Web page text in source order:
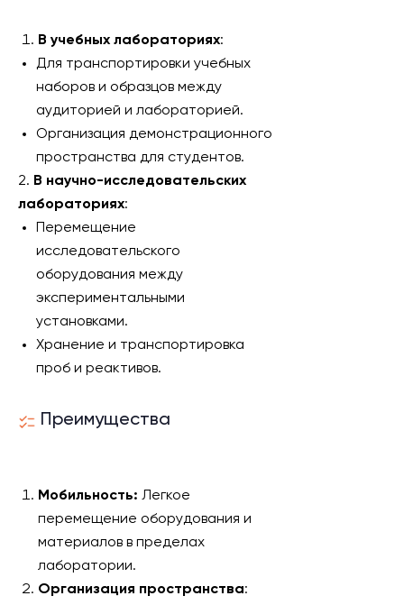
В учебных лабораториях:
Для транспортировки учебных
наборов и образцов между
аудиторией и лабораторией.
Организация демонстрационного
пространства для студентов.
2. В научно-исследовательских
лабораториях:
Перемещение
исследовательского
оборудования между
экспериментальными
установками.
Хранение и транспортировка
проб и реактивов.
Мобильность: Легкое
перемещение оборудования и
материалов в пределах
лаборатории.
Организация пространства:
Преимущества